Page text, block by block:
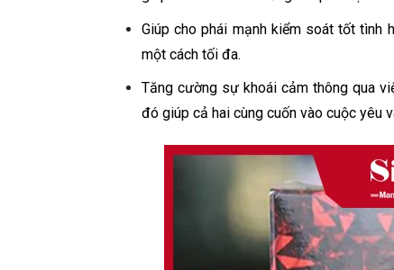
Giúp cho phái mạnh kiểm soát tốt tình
một cách tối đa.
Tăng cường sự khoái cảm thông qua
đó giúp cả hai cùng cuốn vào cuộc yêu